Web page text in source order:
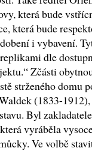
která bude
která bude
i vybavení.
dle
Zčásti
strženého domu
(1833-
Byl
vyráběla
Ve volbě